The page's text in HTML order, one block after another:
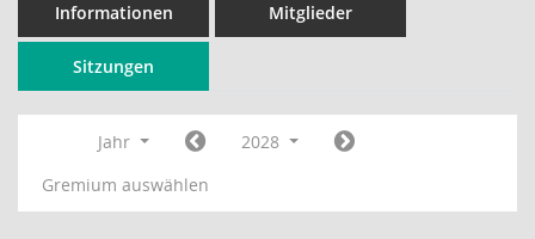
Informationen Mitglieder
Sitzungen
Jahr
2028
Gremium auswählen